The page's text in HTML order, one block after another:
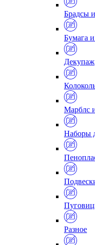
Брадсы
Бумага
Декупаж
Марблс
Наборы
Разное